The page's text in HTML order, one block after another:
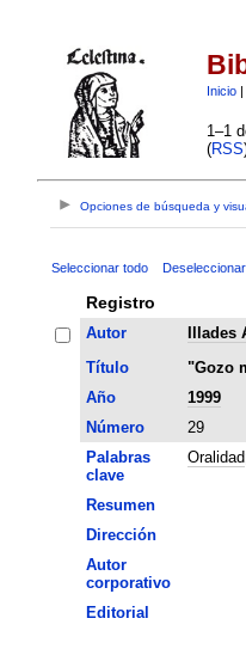
Inicio|
1–1
(RSS
Opciones de búsqueda y
Seleccionar todo
Registro
Autor
Illades
Título
"Gozo
Año
1999
Número
29
Palabras
clave
Oralidad
Resumen
Dirección
Autor
corporativo
Editorial